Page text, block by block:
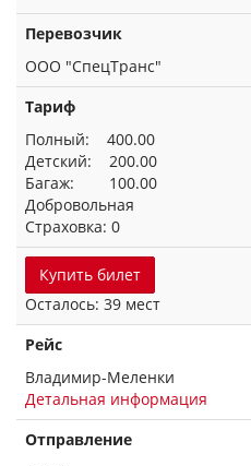
Перевозчик
ООО "СпецТранс"
Тариф
Полный: 400.00
Детский: 200.00
Багаж: 100.00
Добровольная
Страховка: 0
Купить билет
Осталось: 39 мест
Рейс
Владимир-Меленки
Детальная информация
Отправление